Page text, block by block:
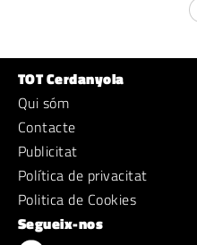
TOT Cerdanyola
Qui sóm
Contacte
Publicitat
Política de privacitat
Politica de Cookies
Segueix-nos